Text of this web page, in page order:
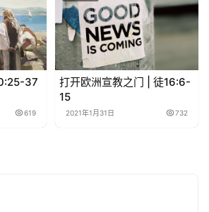
37
619
打开欧洲宣教之门 | 徒16:6-
15
2021年1月31日 732